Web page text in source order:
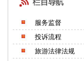
服务监督
投诉流程
旅游法律法规